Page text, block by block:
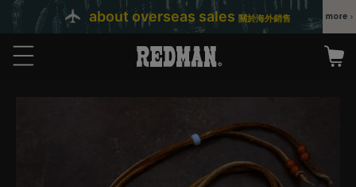
about overseas sales 關於海外銷售